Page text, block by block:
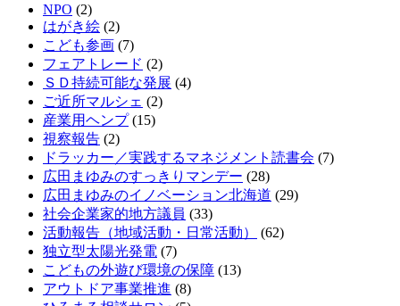
NPO (2)
はがき絵 (2)
こども参画 (7)
フェアトレード (2)
ＳＤ持続可能な発展 (4)
ご近所マルシェ (2)
産業用ヘンプ(15)
視察報告 (2)
ドラッカー／実践するマネジメント読書会 (7)
広田まゆみのすっきりマンデー (28)
広田まゆみのイノベーション北海道 (29)
社会企業家的地方議員 (33)
活動報告（地域活動・日常活動）
(62)
独立型太陽光発電 (7)
こどもの外遊び環境の保障 (13)
アウトドア事業推進 (8)